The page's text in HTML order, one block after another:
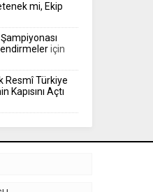
mi, Ekip
için
Resmî Türkiye
Kapısını Açtı